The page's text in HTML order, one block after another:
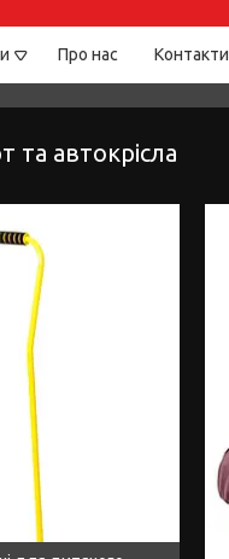
Про нас Контакти
та автокрісла